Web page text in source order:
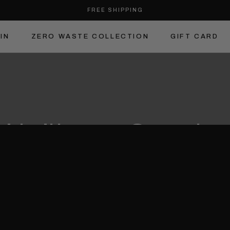
FREE SHIPPING
ZERO WASTE COLLECTION
GIFT CARD
brillare a